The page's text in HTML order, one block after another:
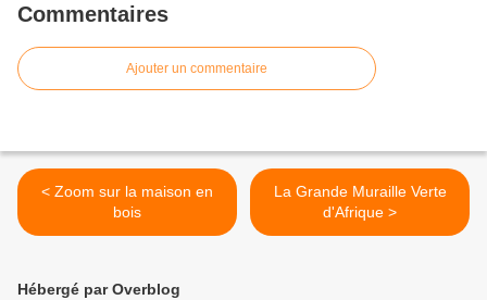
Commentaires
Ajouter un commentaire
< Zoom sur la maison en
bois
La Grande Muraille Verte
d'Afrique >
Hébergé par Overblog